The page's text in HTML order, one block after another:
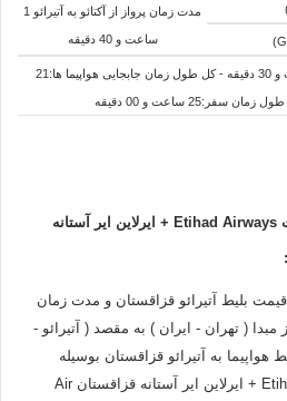
مدت زمان پرواز از آکتائو به آتیرائو 1
ساعت و 40 دقیقه
کل طول زمان پرواز در هوا:3 ساعت و 30 دقیقه - کل طول زمان جابجایی هواپیما ها:21
پرواز تهران آتیرائو اتحاد امارات Etihad Airways + ایرلاین ایر آستانه
:
بلیط آتیرائو قزاقستان و مدت زمان
مبدا ( تهران - ایران ) به مقصد ( آتیرائو -
به آتیرائو قزاقستان بوسیله
ایرلاین اتحاد امارات Etihad Airways + ایرلاین ایر آستانه قزاقستان Air